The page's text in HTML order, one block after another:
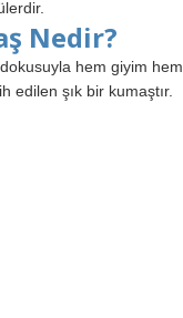
Nedir?
hem giyim hem
edilen şık bir kumaştır.